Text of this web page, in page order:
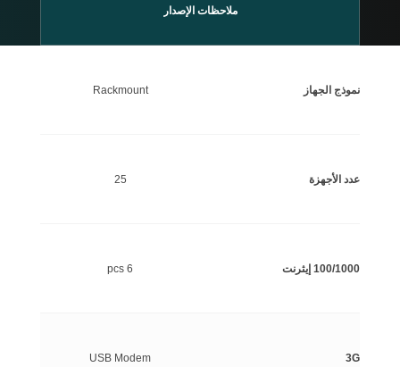
ملاحظات الإصدار
Rackmount
USB Modem
نموذج الجهاز
3G
عدد الأجهزة
100/1000 إيثرنت
25
6 pcs